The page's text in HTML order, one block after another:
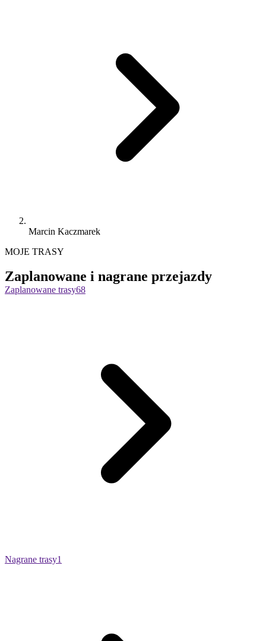
Marcin Kaczmarek
MOJE TRASY
Zaplanowane i nagrane przejazdy
Zaplanowane trasy68
Nagrane trasy1